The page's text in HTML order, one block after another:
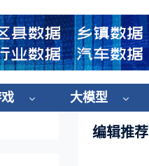
大模型
编辑推荐